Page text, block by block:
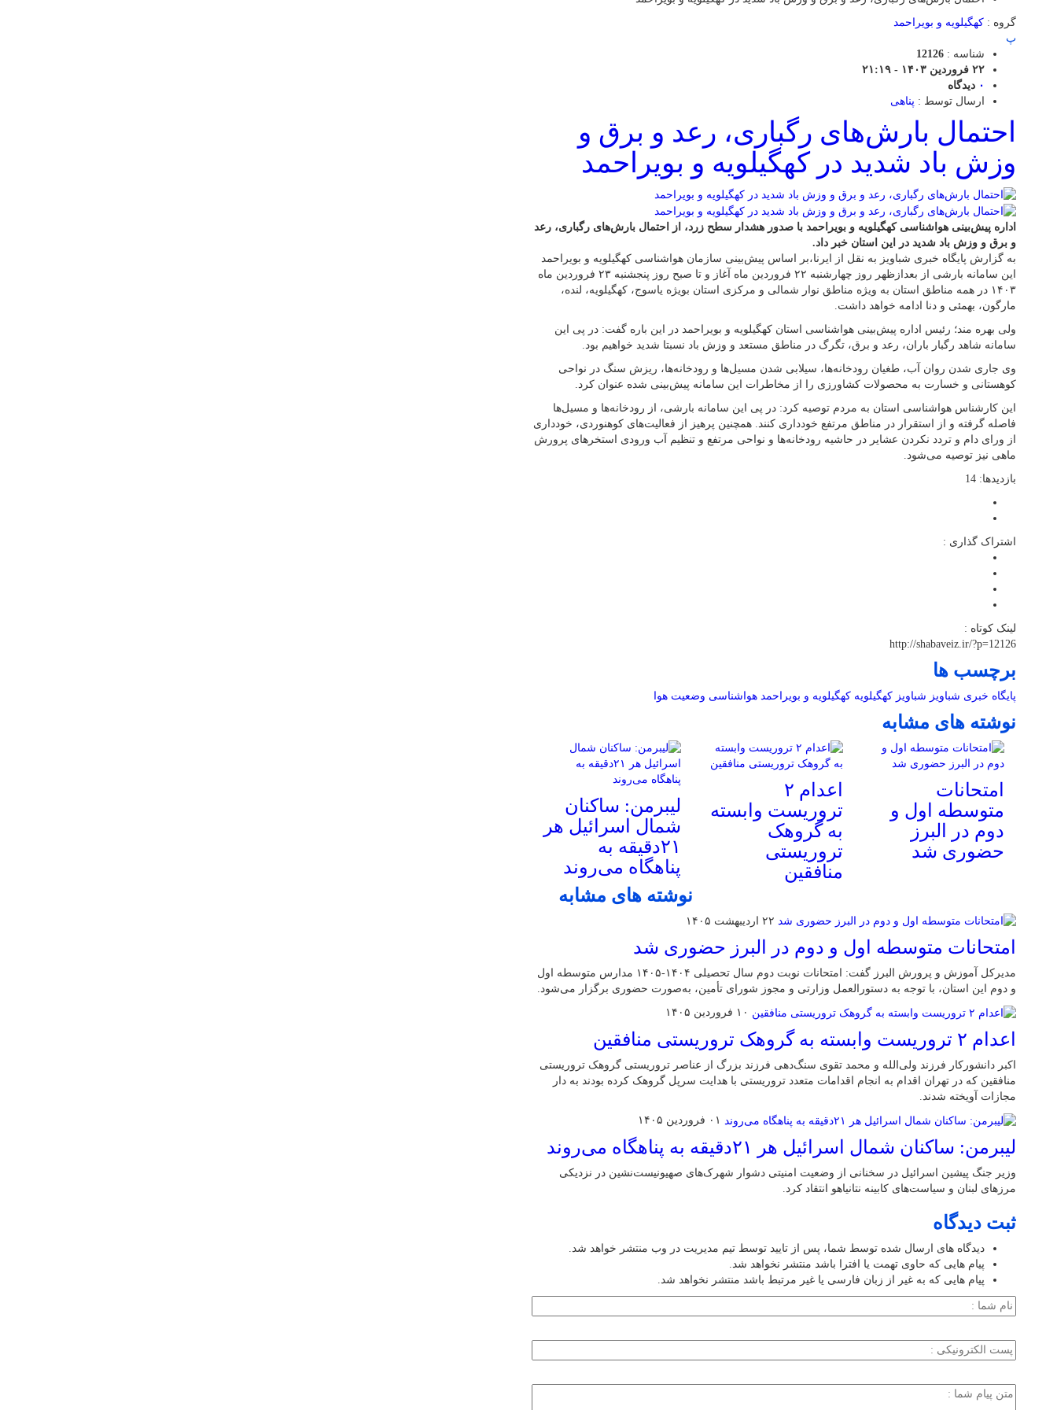
گروه : کهگیلویه و بویراحمد
پ
شناسه : 12126
۲۲ فروردین ۱۴۰۳ - ۲۱:۱۹
۰ دیدگاه
ارسال توسط : پناهی
احتمال بارش‌های رگباری، رعد و برق و
وزش باد شدید در کهگیلویه و بویراحمد
اداره پیش‌بینی هواشناسی کهگیلویه و بویراحمد با صدور هشدار سطح زرد، از احتمال بارش‌های رگباری، رعد
و برق و وزش باد شدید در این استان خبر داد.
به گزارش پایگاه خبری شباویز به نقل از ایرنا،بر اساس پیش‌بینی سازمان هواشناسی کهگیلویه و بویراحمد
این سامانه بارشی از بعدازظهر روز چهارشنبه ۲۲ فروردین ماه آغاز و تا صبح روز پنجشنبه ۲۳ فروردین ماه
۱۴۰۳ در همه مناطق استان به ویژه مناطق نوار شمالی و مرکزی استان بویژه یاسوج، کهگیلویه، لنده،
مارگون، بهمئی و دنا ادامه خواهد داشت.
ولی بهره مند؛ رئیس اداره پیش‌بینی هواشناسی استان کهگیلویه و بویراحمد در این باره گفت: در پی این
سامانه شاهد رگبار باران، رعد و برق، تگرگ در مناطق مستعد و وزش باد نسبتا شدید خواهیم بود.
وی جاری شدن روان آب، طغیان رودخانه‌ها، سیلابی شدن مسیل‌ها و رودخانه‌ها، ریزش سنگ در نواحی
کوهستانی و خسارت به محصولات کشاورزی را از مخاطرات این سامانه پیش‌بینی شده عنوان کرد.
این کارشناس هواشناسی استان به مردم توصیه کرد: در پی این سامانه بارشی، از رودخانه‌ها و مسیل‌ها
فاصله گرفته و از استقرار در مناطق مرتفع خودداری کنند. همچنین پرهیز از فعالیت‌های کوهنوردی، خودداری
از ورای دام و تردد نکردن عشایر در حاشیه رودخانه‌ها و نواحی مرتفع و تنظیم آب ورودی استخرهای پرورش
ماهی نیز توصیه می‌شود.
بازدیدها: 14
اشتراک گذاری :
لینک کوتاه :
http://shabaveiz.ir/?p=12126
برچسب ها
پایگاه خبری شباویز شباویز کهگیلویه کهگیلویه و بویراحمد هواشناسی وضعیت هوا
نوشته های مشابه
امتحانات
متوسطه اول و
دوم در البرز
حضوری شد
اعدام ۲
تروریست وابسته
به گروهک
تروریستی
منافقین
لیبرمن: ساکنان
شمال اسرائیل هر
۲۱دقیقه به
پناهگاه می‌روند
نوشته های مشابه
۲۲ اردیبهشت ۱۴۰۵
امتحانات متوسطه اول و دوم در البرز حضوری شد
مدیرکل آموزش و پرورش البرز گفت: امتحانات نوبت دوم سال تحصیلی ۱۴۰۴-۱۴۰۵ مدارس متوسطه اول
و دوم این استان، با توجه به دستورالعمل وزارتی و مجوز شورای تأمین، به‌صورت حضوری برگزار می‌شود.
۱۰ فروردین ۱۴۰۵
اعدام ۲ تروریست وابسته به گروهک تروریستی منافقین
اکبر دانشورکار فرزند ولی‌الله و محمد تقوی سنگ‌دهی فرزند بزرگ از عناصر تروریستی گروهک تروریستی
منافقین که در تهران اقدام به انجام اقدامات متعدد تروریستی با هدایت سرپل گروهک کرده بودند به دار
مجازات آویخته شدند.
۰۱ فروردین ۱۴۰۵
لیبرمن: ساکنان شمال اسرائیل هر ۲۱دقیقه به پناهگاه می‌روند
وزیر جنگ پیشین اسرائیل در سخنانی از وضعیت امنیتی دشوار شهرک‌های صهیونیست‌نشین در نزدیکی
مرزهای لبنان و سیاست‌های کابینه نتانیاهو انتقاد کرد.
ثبت دیدگاه
دیدگاه های ارسال شده توسط شما، پس از تایید توسط تیم مدیریت در وب منتشر خواهد شد.
پیام هایی که حاوی تهمت یا افترا باشد منتشر نخواهد شد.
پیام هایی که به غیر از زبان فارسی یا غیر مرتبط باشد منتشر نخواهد شد.